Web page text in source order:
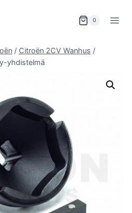
0
/ Citroën 2CV Wanhus /
yhdistelmä